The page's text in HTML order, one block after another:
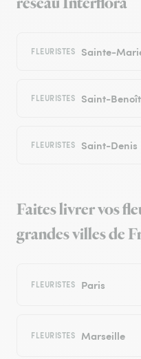
FLEURISTES Sainte-
FLEURISTES Saint-Benoît
FLEURISTES Saint-Denis
Faites livrer vos
grandes villes de
FLEURISTES Paris
FLEURISTES Marseille